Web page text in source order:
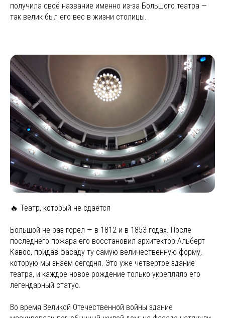
получила своё название именно из-за Большого театра —
так велик был его вес в жизни столицы.
🔥 Театр, который не сдается
Большой не раз горел — в 1812 и в 1853 годах. После
последнего пожара его восстановил архитектор Альберт
Кавос, придав фасаду ту самую величественную форму,
которую мы знаем сегодня. Это уже четвертое здание
театра, и каждое новое рождение только укрепляло его
легендарный статус.
Во время Великой Отечественной войны здание